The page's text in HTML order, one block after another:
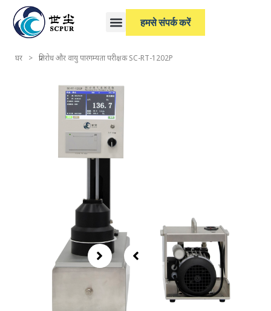
हमसे संपर्क करें
घर > प्रतिरोध और वायु पारगम्यता परीक्षक SC-RT-1202P